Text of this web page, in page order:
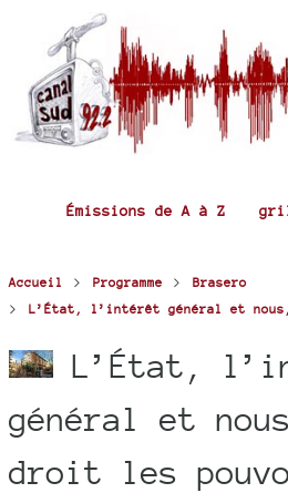
Émissions de A à Z
Accueil > Programme > Brasero
> L’État, l’intérêt général et
L’État,
général et
droit les